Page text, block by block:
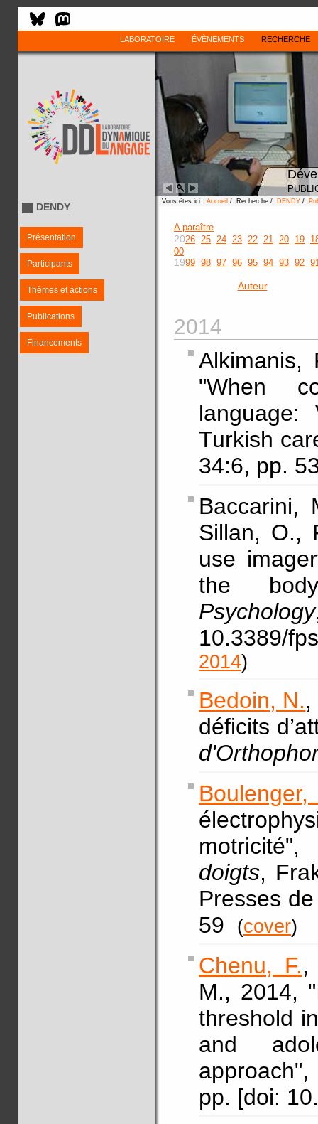
LABORATOIRE ÉVÈNEMENTS RECHERCHE
DENDY
Présentation
Participants
Thèmes et actions
Publications
Financements
Vous êtes ici : Accueil / Recherche / DENDY /
A paraître
2026 25 24 23 22 21 20 19
00
1999 98 97 96 95 94 93 92
Auteur
2014
"When
Turkish
34:6, pp.
Sillan, O.,
use
the
Psychology
10.3389/
2014)
Bedoin, N.
déficits
doigts,
Presses
59
(cover)
Chenu, F.
M., 2014,
threshold
and
approach",
pp. [doi: